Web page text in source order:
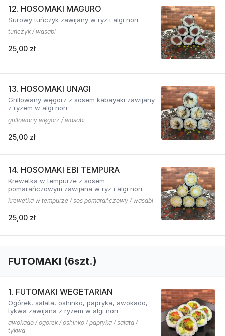
12. HOSOMAKI MAGURO
Surowy tuńczyk zawijany w ryż i algi nori
tuńczyk / wasabi
25,00 zł
13. HOSOMAKI UNAGI
Grillowany węgorz z sosem kabayaki zawijany
z ryżem w algi nori
grillowany węgorz / wasabi
25,00 zł
14. HOSOMAKI EBI TEMPURA
Krewetka w tempurze z sosem
pomarańczowym zawijana w ryż i algi nori.
krewetka w tempurze / sos pomarańczowy / wasabi
25,00 zł
FUTOMAKI (6szt.)
1. FUTOMAKI WEGETARIAN
Ogórek, sałata, oshinko, papryka, awokado,
tykwa zawijana z ryżem w algi nori
awokado / ogórek / oshinko / papryka / sałata /
tykwa